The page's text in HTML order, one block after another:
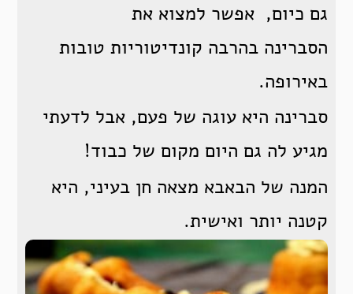
גם כיום, אפשר למצוא את
הסברינה בהרבה קונדיטוריות טובות
באירופה.
סברינה היא עוגה של פעם, אבל לדעתי
מגיע לה גם היום מקום של כבוד!
המנה של הבאבא מצאה חן בעיני, היא
קטנה יותר ואישית.